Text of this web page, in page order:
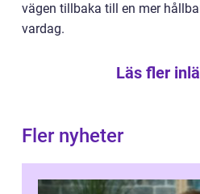
vägen tillbaka till en mer
vardag.
Läs fler
Fler nyheter